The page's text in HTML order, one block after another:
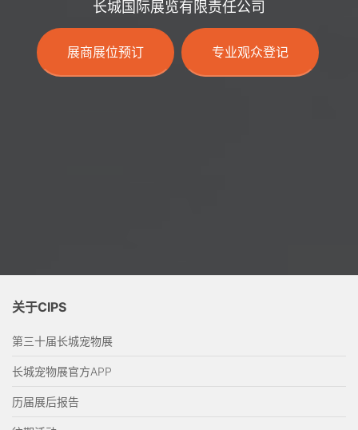
长城国际展览有限责任公司
展商展位预订 专业观众登记
关于CIPS
第三十届长城宠物展
长城宠物展官方APP
历届展后报告